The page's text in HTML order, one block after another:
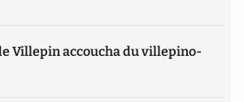
Villepin accoucha du villepino-